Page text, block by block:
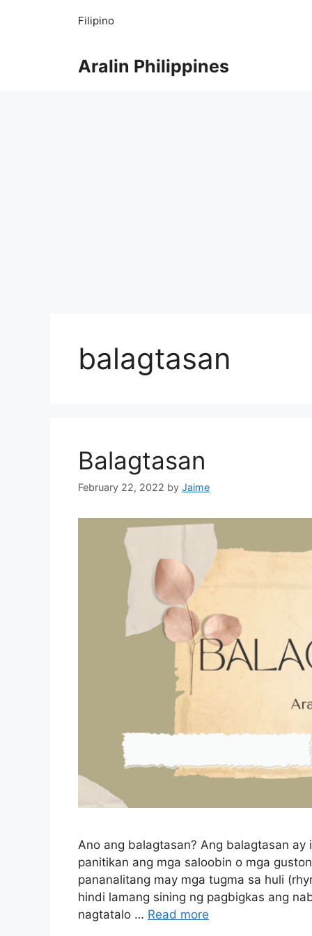
Filipino
Aralin Philippines
balagtasan
Balagtasan
February 22, 2022 by Jaime
Ano ang balagtasan? Ang balagtasan
panitikan ang mga saloobin o mga
pananalitang may mga tugma sa huli
hindi lamang sining ng pagbigkas ang
nagtatalo … Read more